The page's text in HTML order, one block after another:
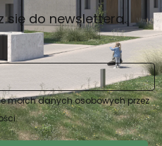
się do newslettera.
moich danych osobowych przez